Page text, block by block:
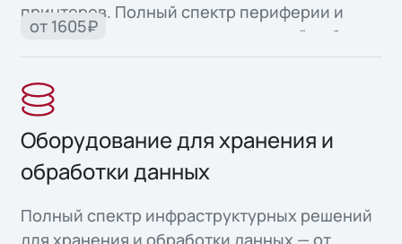
принтеров. Полный спектр периферии и
офисной техники для продуктивной работы.
от 1605₽
Оборудование для хранения и
обработки данных
Полный спектр инфраструктурных решений